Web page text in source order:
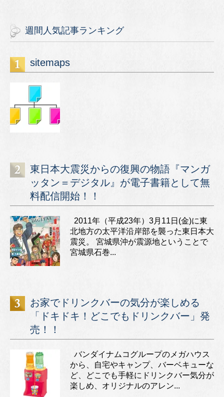
週間人気記事ランキング
sitemaps
東日本大震災からの復興の物語『マンガ
ッタン＝デジタル』が電子書籍として無
料配信開始！！
2011年（平成23年）3月11日(金)に東
北地方の太平洋沿岸部を襲った東日本大
震災。 宮城県沖が震源地ということで
宮城県石巻...
お家でドリンクバーの気分が楽しめる
「ドキドキ！どこでもドリンクバー」発
売！！
バンダイナムコグループのメガハウス
から、自宅やキャンプ、バーベキューな
ど、どこでも手軽にドリンクバー気分が
楽しめ、オリジナルのアレン...